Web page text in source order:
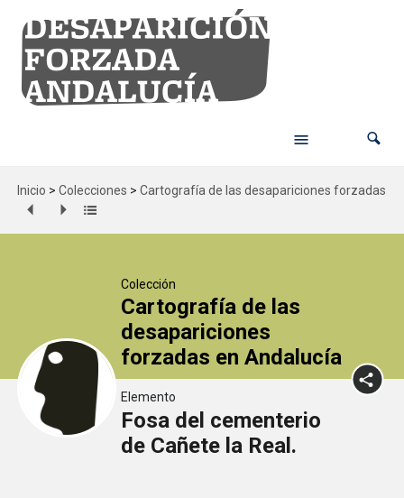
Inicio > Colecciones > Cartografía de las desapariciones forzadas
Colección
Cartografía de las
desapariciones
forzadas en Andalucía
Elemento
Fosa del cementerio
de Cañete la Real.